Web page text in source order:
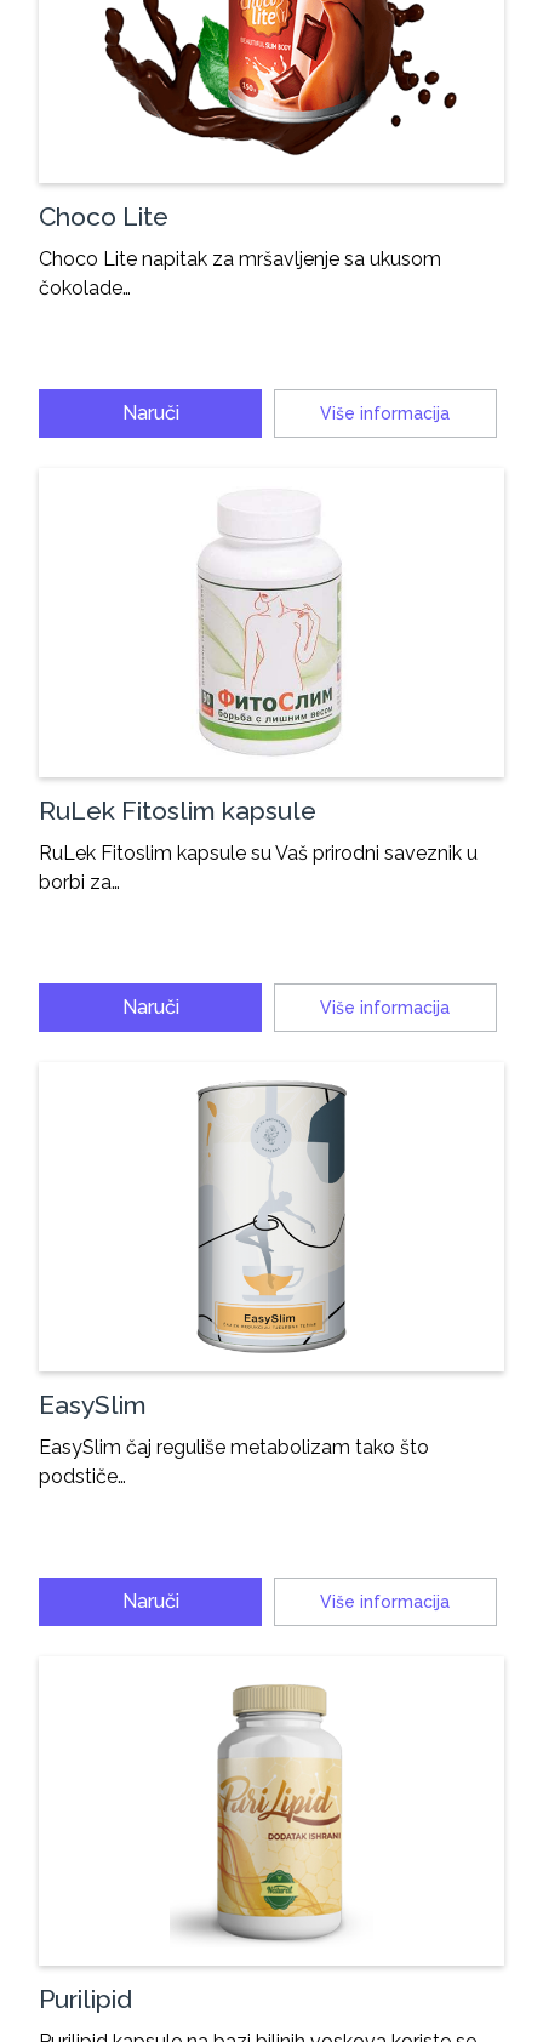
Choco Lite
Choco Lite napitak za mršavljenje sa ukusom
čokolade…
Naruči Više informacija
RuLek Fitoslim kapsule
RuLek Fitoslim kapsule su Vaš prirodni saveznik u
borbi za…
Naruči Više informacija
EasySlim
EasySlim čaj reguliše metabolizam tako što
podstiče…
Naruči Više informacija
Purilipid